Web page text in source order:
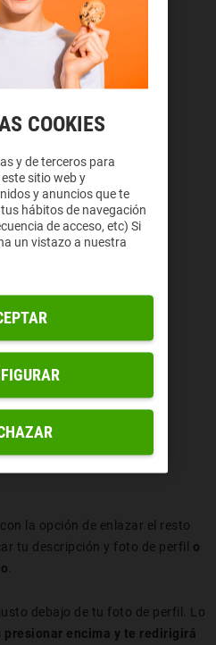
la opción de enlazar el resto
tu descripción y foto de perfil o
.
debajo de tu foto de perfil. Lo
presionar encima y te redirigirá
COOKIES
y de terceros para
sitio web y
y anuncios que te
hábitos de navegación
de acceso, etc) Si
un vistazo a nuestra